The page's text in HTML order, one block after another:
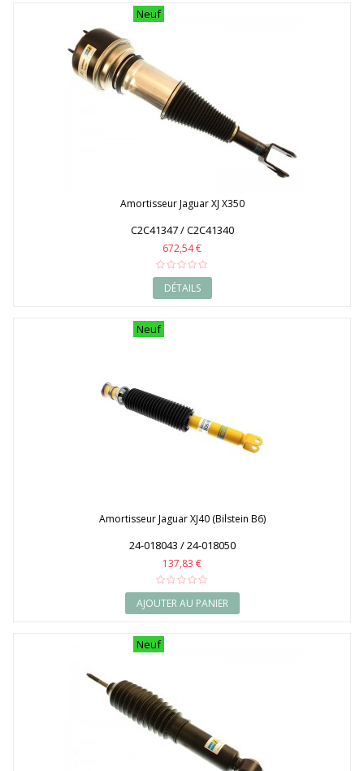
Neuf
Amortisseur Jaguar XJ X350
C2C41347 / C2C41340
672,54 €
DÉTAILS
Neuf
Amortisseur Jaguar XJ40 (Bilstein B6)
24-018043 / 24-018050
137,83 €
AJOUTER AU PANIER
Neuf